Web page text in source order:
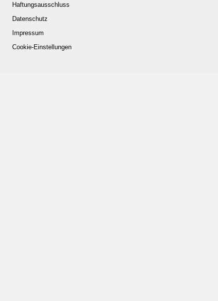
Haftungsausschluss
Datenschutz
Impressum
Cookie-Einstellungen